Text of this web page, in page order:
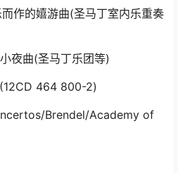
作的嬉游曲(圣马丁室内乐重奏
夜曲(圣马丁乐团等)
464 800-2)
Brendel/Academy of